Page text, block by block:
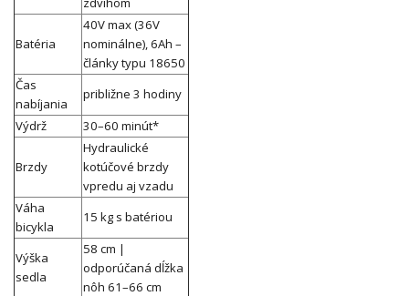
Batéria
40V max (36V
nominálne), 6Ah –
články typu 18650
Čas
nabíjania
približne 3 hodiny
Výdrž
30–60 minút*
Brzdy
Hydraulické
kotúčové brzdy
vpredu aj vzadu
Váha
bicykla
15 kg s batériou
Výška
sedla
58 cm |
odporúčaná dĺžka
nôh 61–66 cm